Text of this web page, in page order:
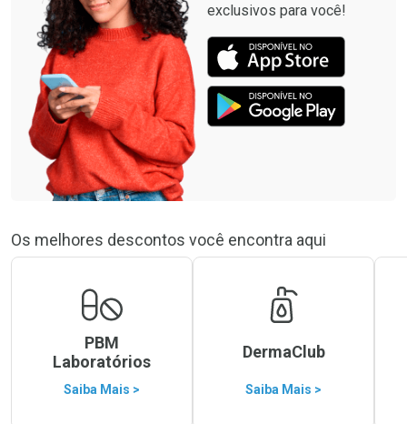
exclusivos para você!
Os melhores descontos você encontra aqui
PBM
Laboratórios
Saiba Mais >
DermaClub
Saiba Mais >